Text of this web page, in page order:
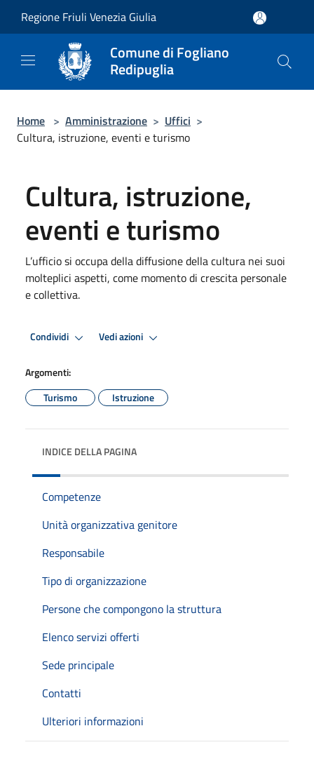
Regione Friuli Venezia Giulia
Comune di Fogliano
Redipuglia
Home > Amministrazione > Uffici >
Cultura, istruzione, eventi e turismo
Cultura, istruzione,
eventi e turismo
L’ufficio si occupa della diffusione della cultura nei suoi
molteplici aspetti, come momento di crescita personale
e collettiva.
Condividi Vedi azioni
Argomenti:
Turismo
Istruzione
INDICE DELLA PAGINA
Competenze
Unità organizzativa genitore
Responsabile
Tipo di organizzazione
Persone che compongono la struttura
Elenco servizi offerti
Sede principale
Contatti
Ulteriori informazioni